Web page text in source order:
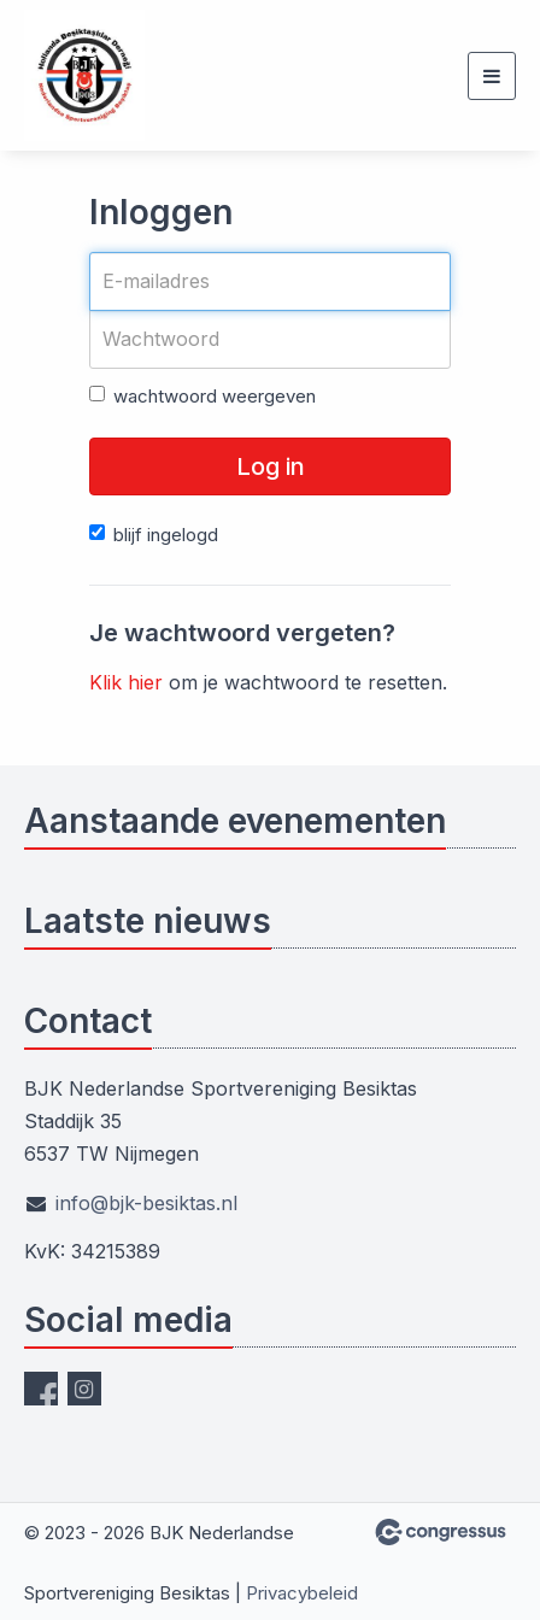
Inloggen
wachtwoord weergeven
Log in
blijf ingelogd
Je wachtwoord vergeten?
Klik hier om je wachtwoord te resetten.
Aanstaande evenementen
Laatste nieuws
Contact
BJK Nederlandse Sportvereniging Besiktas
Staddijk 35
6537 TW Nijmegen
info@bjk-besiktas.nl
KvK: 34215389
Social media
© 2023 - 2026 BJK Nederlandse
Sportvereniging Besiktas | Privacybeleid